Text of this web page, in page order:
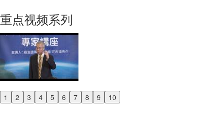
重点视频系列
1 2 3 4 5 6 7 8 9 10
Previous